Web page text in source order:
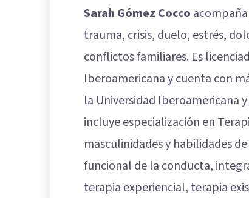
Sarah Gómez Cocco
trauma, crisis, duelo, estrés,
conflictos familiares. Es
Iberoamericana y cuenta con
la Universidad Iberoamericana
incluye especialización en
masculinidades y habilidades
funcional de la conducta,
terapia experiencial, terapia